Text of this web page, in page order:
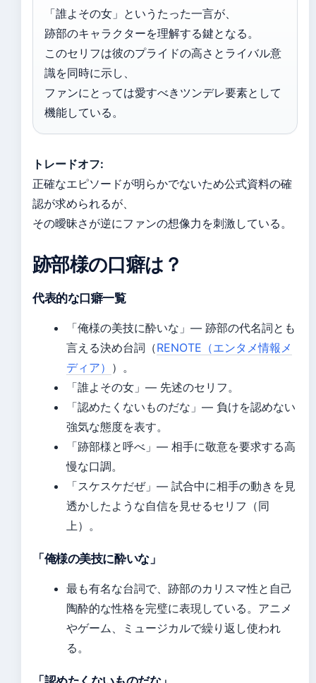
「誰よその女」というたった一言が、
跡部のキャラクターを理解する鍵となる。
このセリフは彼のプライドの高さとライバル意
識を同時に示し、
ファンにとっては愛すべきツンデレ要素として
機能している。
トレードオフ:
正確なエピソードが明らかでないため公式資料の確
認が求められるが、
その曖昧さが逆にファンの想像力を刺激している。
跡部様の口癖は？
代表的な口癖一覧
「俺様の美技に酔いな」— 跡部の代名詞とも
言える決め台詞（RENOTE（エンタメ情報メ
ディア） ）。
「誰よその女」— 先述のセリフ。
「認めたくないものだな」— 負けを認めない
強気な態度を表す。
「跡部様と呼べ」— 相手に敬意を要求する高
慢な口調。
「スケスケだぜ」— 試合中に相手の動きを見
透かしたような自信を見せるセリフ（同
上）。
「俺様の美技に酔いな」
最も有名な台詞で、跡部のカリスマ性と自己
陶酔的な性格を完璧に表現している。アニメ
やゲーム、ミュージカルで繰り返し使われ
る。